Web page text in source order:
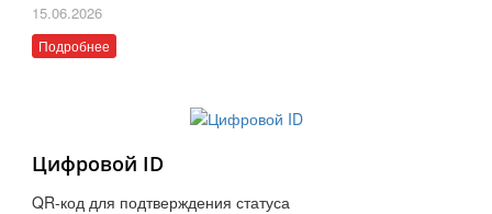
15.06.2026
Подробнее
Цифровой ID
QR-код для подтверждения статуса